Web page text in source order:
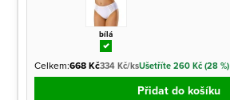
bílá
Celkem:668 Kč334 Kč/ksUšetříte 260 Kč (28 %)
Přidat do košíku